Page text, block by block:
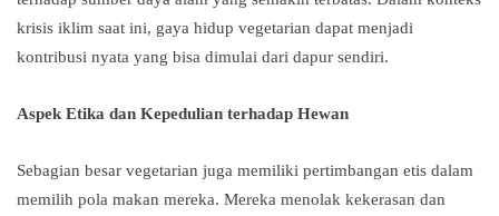
krisis iklim saat ini, gaya hidup vegetarian dapat menjadi
kontribusi nyata yang bisa dimulai dari dapur sendiri.
Aspek Etika dan Kepedulian terhadap Hewan
Sebagian besar vegetarian juga memiliki pertimbangan etis dalam
memilih pola makan mereka. Mereka menolak kekerasan dan